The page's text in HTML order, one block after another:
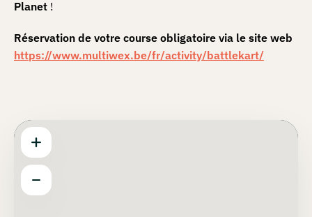
Planet !
Réservation de votre course obligatoire via le site web
https://www.multiwex.be/fr/activity/battlekart/